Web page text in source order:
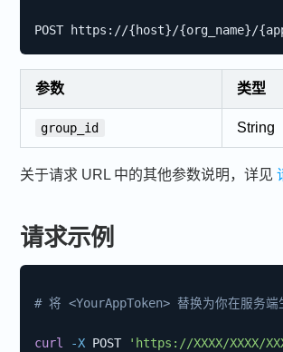
参数 类型
group_id String
关于请求 URL 中的其他参数说明，详见
请求示例
# 将 <YourAppToken> 替换为你在服务
curl -X POST 'https://XXXX/XXXX/